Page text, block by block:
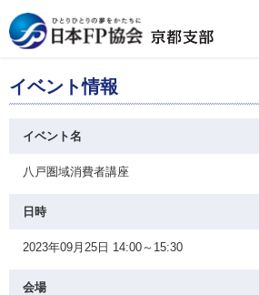
イベント情報
イベント名
八戸圏域消費者講座
日時
2023年09月25日 14:00～15:30
会場